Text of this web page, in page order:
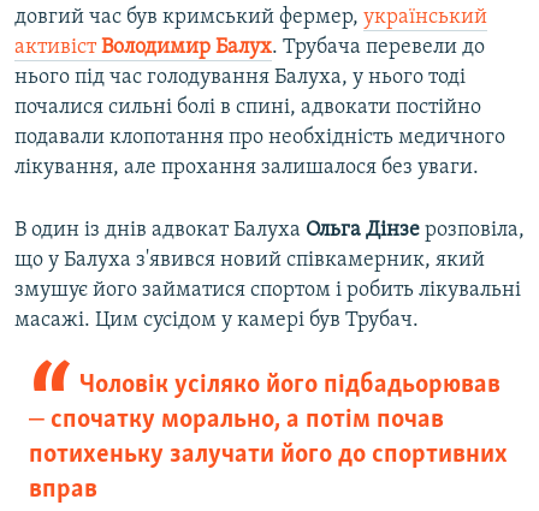
довгий час був кримський фермер, український
активістВолодимир Балух. Трубача перевели до
нього під час голодування Балуха, у нього тоді
почалися сильні болі в спині, адвокати постійно
подавали клопотання про необхідність медичного
лікування, але прохання залишалося без уваги.
В один із днів адвокат Балуха Ольга Дінзе розповіла,
що у Балуха з'явився новий співкамерник, який
змушує його займатися спортом і робить лікувальні
масажі. Цим сусідом у камері був Трубач.
Чоловік усіляко його підбадьорював
‒ спочатку морально, а потім почав
потихеньку залучати його до спортивних
вправ